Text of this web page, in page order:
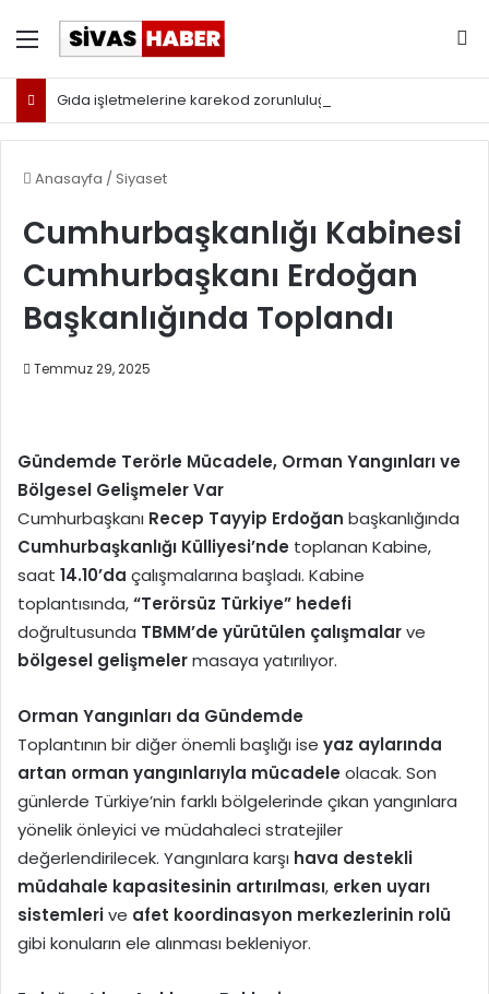
Menü
Gıda işletmelerine karekod zorunluluğu geldi
Anasayfa / Siyaset
Cumhurbaşkanlığı Kabinesi
Cumhurbaşkanı Erdoğan
Başkanlığında Toplandı
Temmuz 29, 2025
Gündemde Terörle Mücadele, Orman Yangınları ve
Bölgesel Gelişmeler Var
Cumhurbaşkanı Recep Tayyip Erdoğan başkanlığında
Cumhurbaşkanlığı Külliyesi’nde toplanan Kabine,
saat 14.10’da çalışmalarına başladı. Kabine
toplantısında,“Terörsüz Türkiye” hedefi
doğrultusunda TBMM’de yürütülen çalışmalarve
bölgesel gelişmelermasaya yatırılıyor.
Orman Yangınları da Gündemde
Toplantının bir diğer önemli başlığı ise yaz aylarında
artan orman yangınlarıyla mücadeleolacak. Son
günlerde Türkiye’nin farklı bölgelerinde çıkan yangınlara
yönelik önleyici ve müdahaleci stratejiler
değerlendirilecek. Yangınlara karşı hava destekli
müdahale kapasitesinin artırılması, erken uyarı
sistemlerive afet koordinasyon merkezlerinin rolü
gibi konuların ele alınması bekleniyor.